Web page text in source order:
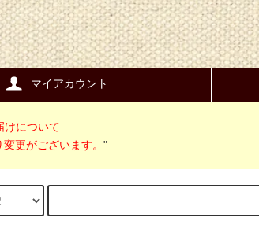
マイアカウント
について
更がございます。 "